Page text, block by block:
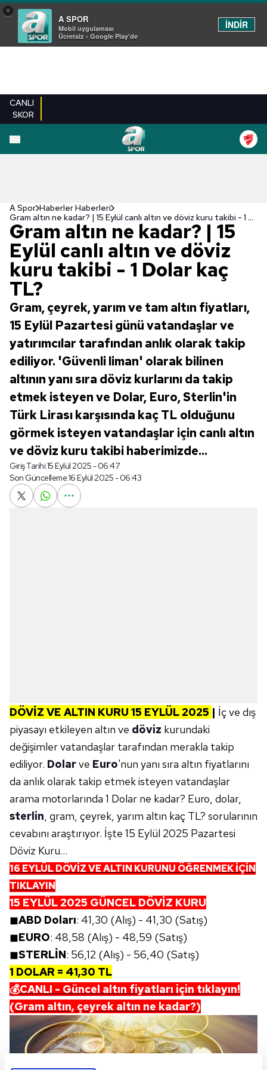
×
A SPOR
Mobil uygulaması
Ücretsiz - Google Play'de
İNDİR
CANLI
SKOR
A Spor Haberler Haberleri
Gram altın ne kadar? | 15 Eylül canlı altın ve döviz kuru takibi - 1 Dolar kaç TL?
Gram altın ne kadar? | 15
Eylül canlı altın ve döviz
kuru takibi - 1 Dolar kaç
TL?
Gram, çeyrek, yarım ve tam altın fiyatları,
15 Eylül Pazartesi günü vatandaşlar ve
yatırımcılar tarafından anlık olarak takip
ediliyor. 'Güvenli liman' olarak bilinen
altının yanı sıra döviz kurlarını da takip
etmek isteyen ve Dolar, Euro, Sterlin'in
Türk Lirası karşısında kaç TL olduğunu
görmek isteyen vatandaşlar için canlı altın
ve döviz kuru takibi haberimizde...
Giriş Tarihi:15 Eylül 2025 - 06:47
Son Güncelleme:16 Eylül 2025 - 06:43
DÖVİZ VE ALTIN KURU 15 EYLÜL2025 | İç ve dış
piyasayı etkileyen altın ve döviz kurundaki
değişimler vatandaşlar tarafından merakla takip
ediliyor. Dolarve Euro'nun yanı sıra altın fiyatlarını
da anlık olarak takip etmek isteyen vatandaşlar
arama motorlarında 1 Dolar ne kadar? Euro, dolar,
sterlin, gram, çeyrek, yarım altın kaç TL? sorularının
cevabını araştırıyor. İşte 15 Eylül 2025 Pazartesi
Döviz Kuru...
16 EYLÜL DÖVİZ VE ALTIN KURUNU ÖĞRENMEK İÇİN
TIKLAYIN
15 EYLÜL 2025 GÜNCEL DÖVİZ KURU
◼ABD Doları: 41,30 (Alış) - 41,30 (Satış)
◼EURO: 48,58 (Alış) - 48,59 (Satış)
◼STERLİN: 56,12 (Alış) - 56,40 (Satış)
1 DOLAR = 41,30 TL
💰CANLI - Güncel altın fiyatları için tıklayın!
(Gram altın, çeyrek altın ne kadar?)